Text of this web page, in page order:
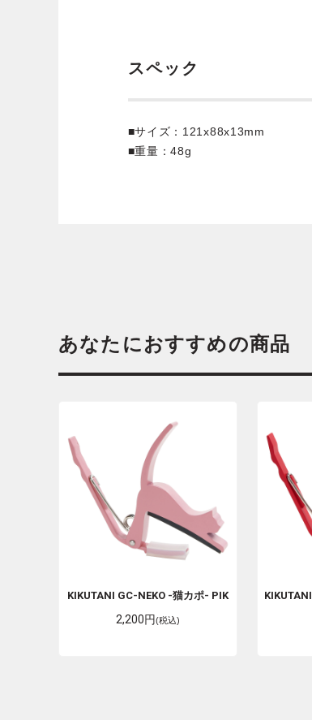
スペック
■サイズ：121x88x13mm
■重量：48g
あなたにおすすめの商品
KIKUTANI GC-NEKO -猫カポ- PIK
2,200円(税込)
KIKUTANI